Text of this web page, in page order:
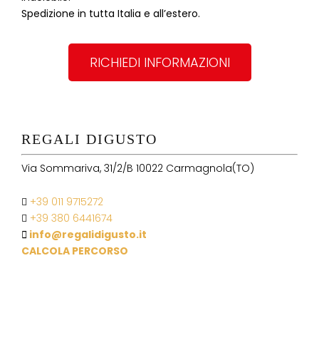
Spedizione in tutta Italia e all’estero.
RICHIEDI INFORMAZIONI
REGALI DIGUSTO
Via Sommariva, 31/2/B 10022 Carmagnola(TO)
+39 011 9715272
+39 380 6441674
info@regalidigusto.it
CALCOLA PERCORSO